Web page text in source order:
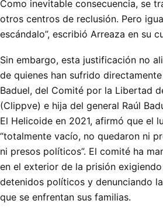
Como inevitable consecuencia, se
otros centros de reclusión. Pero
escándalo”, escribió Arreaza en su
Sin embargo, esta justificación no
de quienes han sufrido
Baduel, del Comité por la Libertad
(Clippve) e hija del general Raúl
El Helicoide en 2021, afirmó que el
“totalmente vacío, no quedaron ni
ni presos políticos”. El comité ha
en el exterior de la prisión
detenidos políticos y denunciando
que se enfrentan sus familias.